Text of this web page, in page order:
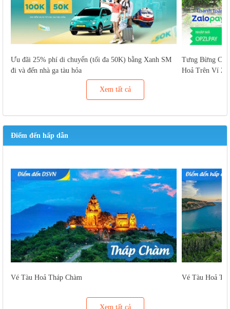
Ưu đãi 25% phí di chuyển (tối đa 50K) bằng Xanh SM
đi và đến nhà ga tàu hỏa
Tưng Bừng
Hoả Trên Ví
Xem tất cả
Điểm đến hấp dẫn
Vé Tàu Hoả Tháp Chàm Vé Tàu Hoả
Xem tất cả